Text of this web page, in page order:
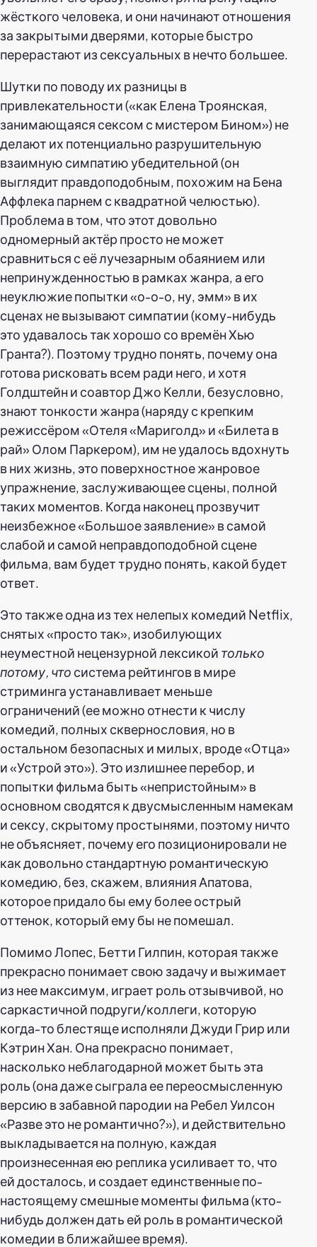
жёсткого человека, и они начинают отношения
за закрытыми дверями, которые быстро
перерастают из сексуальных в нечто большее.
Шутки по поводу их разницы в
привлекательности («как Елена Троянская,
занимающаяся сексом с мистером Бином») не
делают их потенциально разрушительную
взаимную симпатию убедительной (он
выглядит правдоподобным, похожим на Бена
Аффлека парнем с квадратной челюстью).
Проблема в том, что этот довольно
одномерный актёр просто не может
сравниться с её лучезарным обаянием или
непринужденностью в рамках жанра, а его
неуклюжие попытки «о-о-о, ну, эмм» в их
сценах не вызывают симпатии (кому-нибудь
это удавалось так хорошо со времён Хью
Гранта?). Поэтому трудно понять, почему она
готова рисковать всем ради него, и хотя
Голдштейн и соавтор Джо Келли, безусловно,
знают тонкости жанра (наряду с крепким
режиссёром «Отеля «Мариголд» и «Билета в
рай» Олом Паркером), им не удалось вдохнуть
в них жизнь, это поверхностное жанровое
упражнение, заслуживающее сцены, полной
таких моментов. Когда наконец прозвучит
неизбежное «Большое заявление» в самой
слабой и самой неправдоподобной сцене
фильма, вам будет трудно понять, какой будет
ответ.
Это также одна из тех нелепых комедий Netflix,
снятых «просто так», изобилующих
неуместной нецензурной лексикой только
потому, что система рейтингов в мире
стриминга устанавливает меньше
ограничений (ее можно отнести к числу
комедий, полных сквернословия, но в
остальном безопасных и милых, вроде «Отца»
и «Устрой это»). Это излишнее перебор, и
попытки фильма быть «непристойным» в
основном сводятся к двусмысленным намекам
и сексу, скрытому простынями, поэтому ничто
не объясняет, почему его позиционировали не
как довольно стандартную романтическую
комедию, без, скажем, влияния Апатова,
которое придало бы ему более острый
оттенок, который ему бы не помешал.
Помимо Лопес, Бетти Гилпин, которая также
прекрасно понимает свою задачу и выжимает
из нее максимум, играет роль отзывчивой, но
саркастичной подруги/коллеги, которую
когда-то блестяще исполняли Джуди Грир или
Кэтрин Хан. Она прекрасно понимает,
насколько неблагодарной может быть эта
роль (она даже сыграла ее переосмысленную
версию в забавной пародии на Ребел Уилсон
«Разве это не романтично?»), и действительно
выкладывается на полную, каждая
произнесенная ею реплика усиливает то, что
ей досталось, и создает единственные по-
настоящему смешные моменты фильма (кто-
нибудь должен дать ей роль в романтической
комедии в ближайшее время).